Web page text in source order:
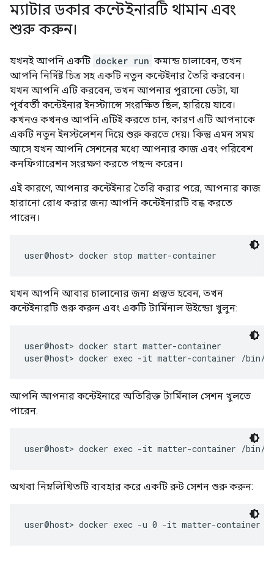
ম্যাটার ডকার কন্টেইনারটি থামান এবং
শুরু করুন।
যখনই আপনি একটি docker run কমান্ড চালাবেন, তখন
আপনি নির্দিষ্ট চিত্র সহ একটি নতুন কন্টেইনার তৈরি করবেন।
যখন আপনি এটি করবেন, তখন আপনার পুরানো ডেটা, যা
পূর্ববর্তী কন্টেইনার ইনস্ট্যান্সে সংরক্ষিত ছিল, হারিয়ে যাবে।
কখনও কখনও আপনি এটিই করতে চান, কারণ এটি আপনাকে
একটি নতুন ইনস্টলেশন দিয়ে শুরু করতে দেয়। কিন্তু এমন সময়
আসে যখন আপনি সেশনের মধ্যে আপনার কাজ এবং পরিবেশ
কনফিগারেশন সংরক্ষণ করতে পছন্দ করেন।
এই কারণে, আপনার কন্টেইনার তৈরি করার পরে, আপনার কাজ
হারানো রোধ করার জন্য আপনি কন্টেইনারটি বন্ধ করতে
পারেন।
যখন আপনি আবার চালানোর জন্য প্রস্তুত হবেন, তখন
কন্টেইনারটি শুরু করুন এবং একটি টার্মিনাল উইন্ডো খুলুন:
user@host> docker start matter-container
আপনি আপনার কন্টেইনারে অতিরিক্ত টার্মিনাল সেশন খুলতে
পারেন:
অথবা নিম্নলিখিতটি ব্যবহার করে একটি রুট সেশন শুরু করুন: